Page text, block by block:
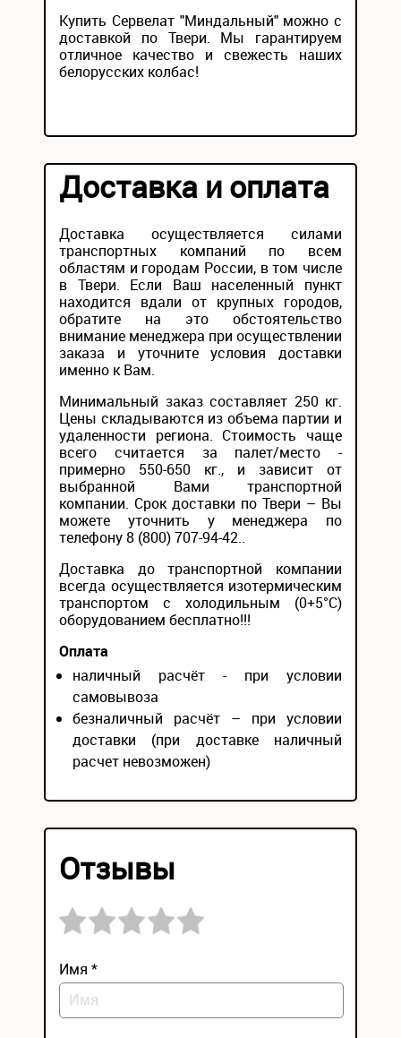
Купить Сервелат "Миндальный" можно с
доставкой по Твери. Мы гарантируем
отличное качество и свежесть наших
белорусских колбас!
Доставка и оплата
Доставка осуществляется силами
транспортных компаний по всем
областям и городам России, в том числе
в Твери. Если Ваш населенный пункт
находится вдали от крупных городов,
обратите на это обстоятельство
внимание менеджера при осуществлении
заказа и уточните условия доставки
именно к Вам.
Минимальный заказ составляет 250 кг.
Цены складываются из объема партии и
удаленности региона. Стоимость чаще
всего считается за палет/место -
примерно 550-650 кг., и зависит от
выбранной Вами транспортной
компании. Срок доставки по Твери – Вы
можете уточнить у менеджера по
телефону 8 (800) 707-94-42..
Доставка до транспортной компании
всегда осуществляется изотермическим
транспортом с холодильным (0+5°С)
оборудованием бесплатно!!!
Оплата
наличный расчёт - при условии
самовывоза
безналичный расчёт – при условии
доставки (при доставке наличный
расчет невозможен)
Отзывы
Имя *